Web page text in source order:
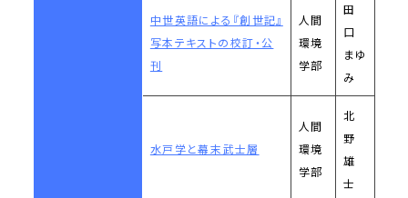
中世英語による『創世記』
写本テキストの校訂・公
刊
人間
環境
学部
田
口
まゆ
み
水戸学と幕末武士層
人間
環境
学部
北
野
雄
士